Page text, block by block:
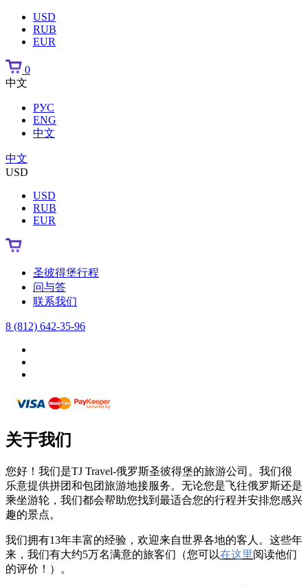
USD
RUB
EUR
0
中文
РУС
ENG
中文
中文
USD
USD
RUB
EUR
圣彼得堡行程
问与答
联系我们
8 (812) 642-35-96
关于我们
您好！我们是TJ Travel-俄罗斯圣彼得堡的旅游公司。我们很
乐意提供拼团和包团旅游地接服务。无论您是飞往俄罗斯还是
乘坐游轮，我们都会帮助您找到最适合您的行程并安排您感兴
趣的景点。
我们拥有13年丰富的经验，欢迎来自世界各地的客人。这些年
来，我们有大约5万名满意的旅客们（您可以在这里阅读他们
的评价！）。